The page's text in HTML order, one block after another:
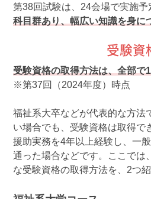
第38回試験は、24会場で実施予
科目群あり、幅広い知識を身に
受験資
受験資格の取得方法は、全部で
※第37回（2024年度）時点
福祉系大卒などが代表的な方法
い場合でも、受験資格は取得で
援助実務を4年以上経験し、一
通った場合などです。ここでは
な受験資格の取得方法を、2つ紹